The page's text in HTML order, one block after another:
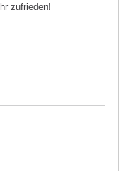
zufrieden!